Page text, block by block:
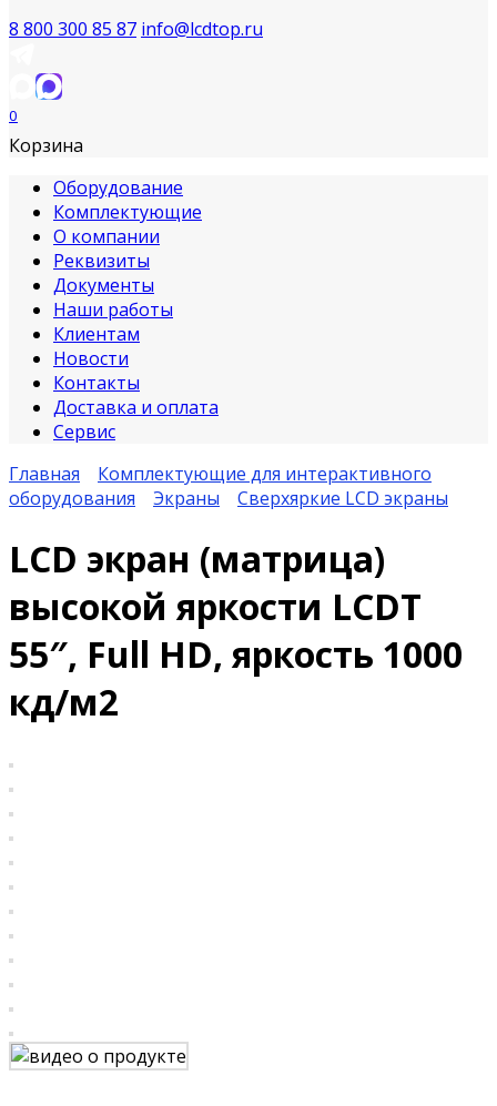
8 800 300 85 87 info@lcdtop.ru
0
Корзина
Оборудование
Комплектующие
О компании
Реквизиты
Документы
Наши работы
Клиентам
Новости
Контакты
Доставка и оплата
Сервис
Главная
Комплектующие для интерактивного
оборудования
Экраны Сверхяркие LCD экраны
LCD экран (матрица)
высокой яркости LCDT
55″, Full HD, яркость 1000
кд/м2